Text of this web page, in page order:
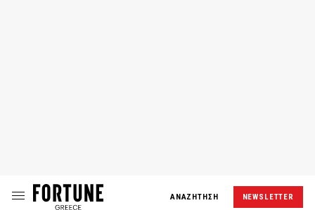
ΑΝΑΖΗΤΗΣΗ NEWSLETTER